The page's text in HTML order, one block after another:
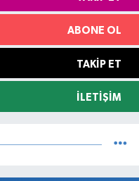
ABONE OL
TAKIP ET
İLETIŞIM